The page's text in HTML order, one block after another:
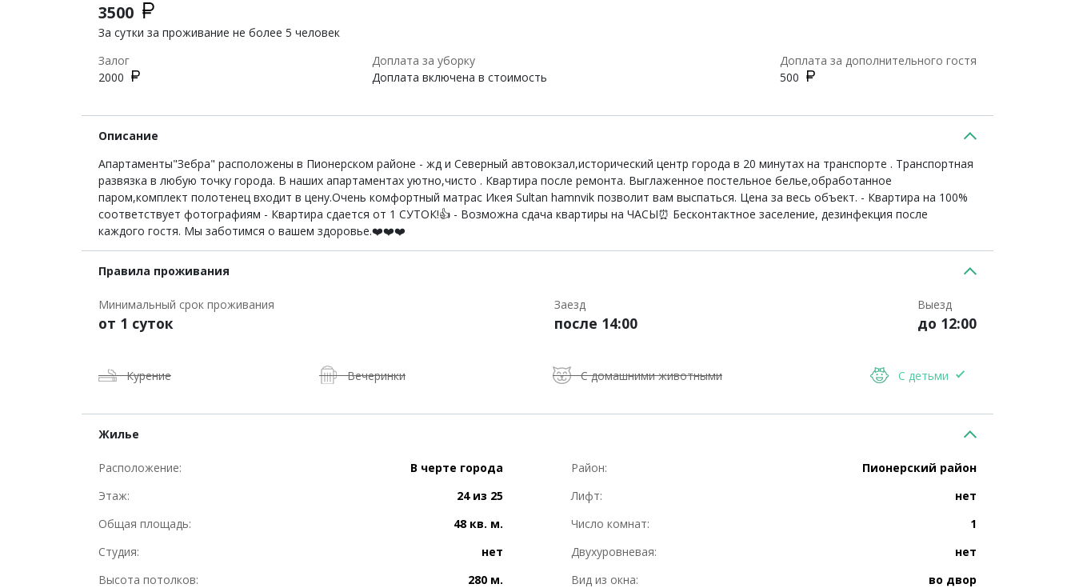
3500
За сутки за проживание не более 5 человек
Залог
2000
Доплата за уборку
Доплата включена в стоимость
Доплата за дополнительного гостя
500
Описание
Апартаменты"Зебра" расположены в Пионерском районе - жд и Северный автовокзал,исторический центр города в 20 минутах на транспорте . Транспортная
развязка в любую точку города. В наших апартаментах уютно,чисто . Квартира после ремонта. Выглаженное постельное белье,обработанное
паром,комплект полотенец входит в цену.Очень комфортный матрас Икея Sultan hamnvik позволит вам выспаться. Цена за весь объект. - Квартира на 100%
соответствует фотографиям - Квартира сдается от 1 СУТОК!👍 - Возможна сдача квартиры на ЧАСЫ⏰ Бесконтактное заселение, дезинфекция после
каждого гостя. Мы заботимся о вашем здоровье.❤️❤️❤️
Правила проживания
Минимальный срок проживания
от 1 суток
Заезд
после 14:00
Выезд
до 12:00
Курение Вечеринки С домашними животными С детьми
Жилье
Расположение: В черте города Район:
Пионерский район
Этаж:
24 из 25 Лифт:
нет
Общая площадь:
48 кв. м. Число комнат:
1
Студия:
нет Двухуровневая:
нет
Высота потолков:
280 м. Вид из окна:
во двор